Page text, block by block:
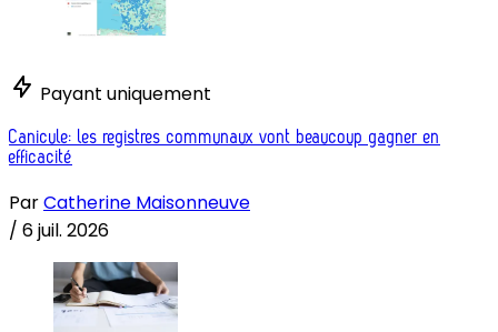
Payant uniquement
Canicule: les registres communaux vont beaucoup gagner en
efficacité
ParCatherine Maisonneuve
/ 6 juil. 2026